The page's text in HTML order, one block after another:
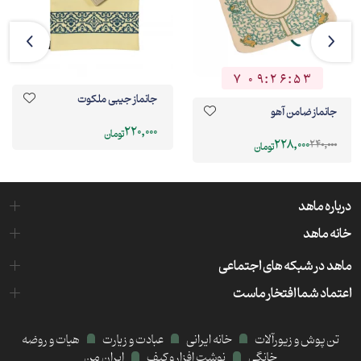
7 0 9:2 6:52
جانماز ضامن آهو
240,000
228,000تومان
جانماز جیبی ملکوت
220,000تومان
درباره ماهد
خانه ماهد
ماهد در شبکه های اجتماعی
اعتماد شما افتخار ماست
تن پوش و زیورآلات خانه ایرانی عبادت و زیارت
هیات و روضه